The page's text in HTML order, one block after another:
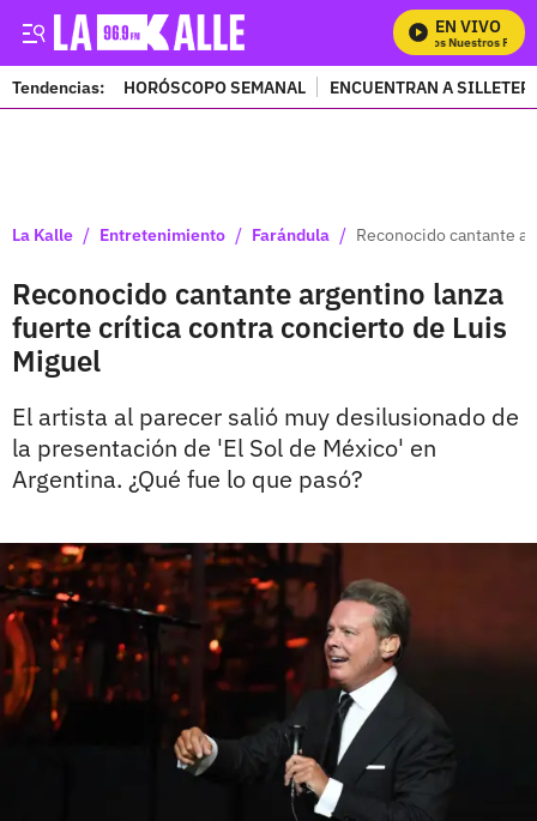
EN VIVO
Mira Todos Nuestros
Tendencias: HORÓSCOPO SEMANAL ENCUENTRAN A
La Kalle / Entretenimiento / Farándula / Reconocido cantante
Reconocido cantante argentino lanza
fuerte crítica contra concierto de Luis
Miguel
El artista al parecer salió muy desilusionado de
la presentación de 'El Sol de México' en
Argentina. ¿Qué fue lo que pasó?